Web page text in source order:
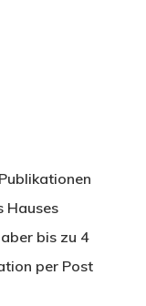
Hauses
bis zu 4
per Post